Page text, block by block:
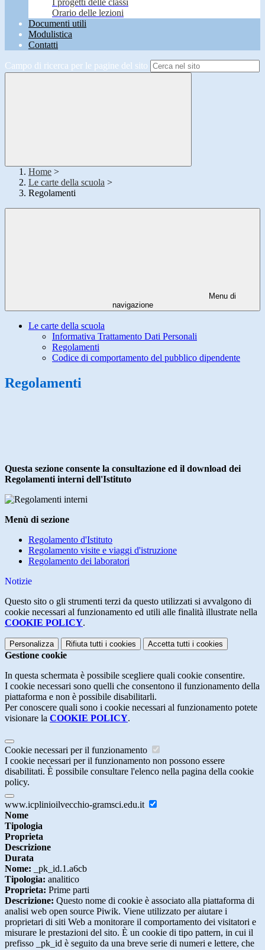
I progetti delle classi
Orario delle lezioni
Documenti utili
Modulistica
Contatti
Campo di ricerca per le pagine del sito
Home >
Le carte della scuola >
Regolamenti
Menu di
navigazione
Le carte della scuola
Informativa Trattamento Dati Personali
Regolamenti
Codice di comportamento del pubblico dipendente
Regolamenti
Questa sezione consente la consultazione ed il download dei
Regolamenti interni dell'Istituto
Menù di sezione
Regolamento d'Istituto
Regolamento visite e viaggi d'istruzione
Regolamento dei laboratori
Notizie
Questo sito o gli strumenti terzi da questo utilizzati si avvalgono di
cookie necessari al funzionamento ed utili alle finalità illustrate nella
COOKIE POLICY.
Personalizza Rifiuta tutti i cookies Accetta tutti i cookies
Gestione cookie
In questa schermata è possibile scegliere quali cookie consentire.
I cookie necessari sono quelli che consentono il funzionamento della
piattaforma e non è possibile disabilitarli.
Per conoscere quali sono i cookie necessari al funzionamento potete
visionare la COOKIE POLICY.
Cookie necessari per il funzionamento
I cookie necessari per il funzionamento non possono essere
disabilitati. È possibile consultare l'elenco nella pagina della cookie
policy.
www.icplinioilvecchio-gramsci.edu.it
Nome
Tipologia
Proprieta
Descrizione
Durata
Nome: _pk_id.1.a6cb
Tipologia: analitico
Proprieta: Prime parti
Descrizione: Questo nome di cookie è associato alla piattaforma di
analisi web open source Piwik. Viene utilizzato per aiutare i
proprietari di siti Web a monitorare il comportamento dei visitatori e
misurare le prestazioni del sito. È un cookie di tipo pattern, in cui il
prefisso _pk_id è seguito da una breve serie di numeri e lettere, che